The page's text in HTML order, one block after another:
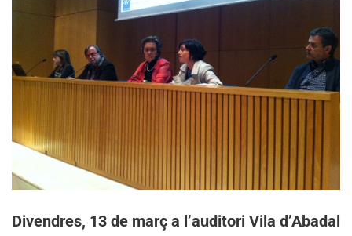
Divendres, 13 de març a l’auditori Vila d’Abadal